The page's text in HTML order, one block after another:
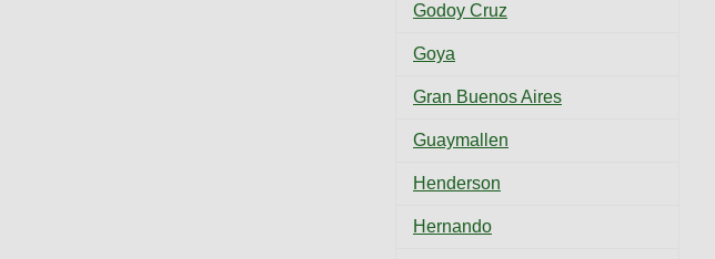
Godoy Cruz
Goya
Gran Buenos Aires
Guaymallen
Henderson
Hernando